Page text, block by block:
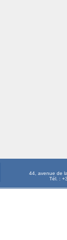
44, avenue de
Tél. :